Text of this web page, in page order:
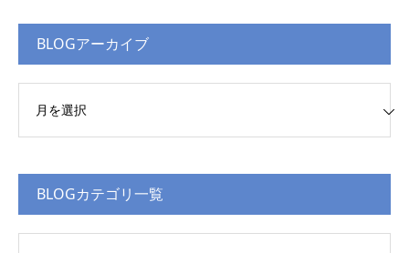
BLOGアーカイブ
BLOGカテゴリ一覧